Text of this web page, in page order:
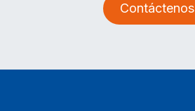
Contáctenos